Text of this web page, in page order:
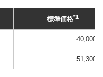
標準価格*1
40,000円
51,300円